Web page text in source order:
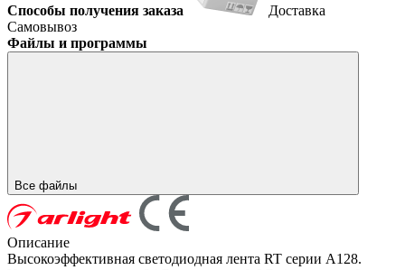
Способы получения заказа
Доставка
Самовывоз
Файлы и программы
Все файлы
Описание
Высокоэффективная светодиодная лента RT серии A128.